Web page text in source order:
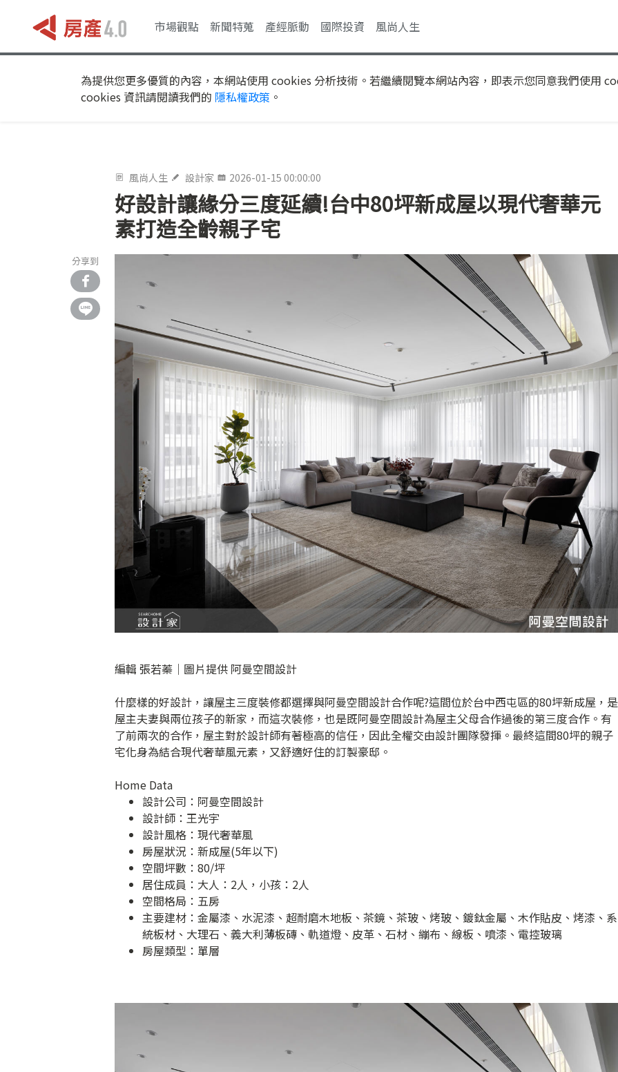
市場觀點 新聞特蒐 產經脈動 國際投資 風尚人生
為提供您更多優質的內容，本網站使用 cookies 分析技術。若繼續閱覽本網站內容，即表示您同意我們使用
cookies 資訊請閱讀我們的 隱私權政策 。
風尚人生 設計家 2026-01-15 00:00:00
好設計讓緣分三度延續!台中80坪新成屋以現代奢華元
素打造全齡親子宅
分享到
編輯 張若蓁｜圖片提供 阿曼空間設計
什麼樣的好設計，讓屋主三度裝修都選擇與阿曼空間設計合作呢?這間位於台中西屯區的80坪新成屋，是
屋主夫妻與兩位孩子的新家，而這次裝修，也是既阿曼空間設計為屋主父母合作過後的第三度合作。有
了前兩次的合作，屋主對於設計師有著極高的信任，因此全權交由設計團隊發揮。最終這間80坪的親子
宅化身為結合現代奢華風元素，又舒適好住的訂製豪邸。
Home Data
設計公司： 阿曼空間設計
設計師：王光宇
設計風格：現代奢華風
房屋狀況：新成屋(5年以下)
空間坪數：80/坪
居住成員：大人：2人，小孩：2人
空間格局：五房
主要建材：金屬漆、水泥漆、超耐磨木地板、茶鏡、茶玻、烤玻、鍍鈦金屬、木作貼皮、烤漆、系
統板材、大理石、義大利薄板磚、軌道燈、皮革、石材、繃布、線板、噴漆、電控玻璃
房屋類型：單層